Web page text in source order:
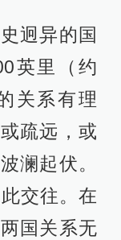
迥异的国
英里（约
关系有理
疏远，或
澜起伏。
交往。在
国关系无